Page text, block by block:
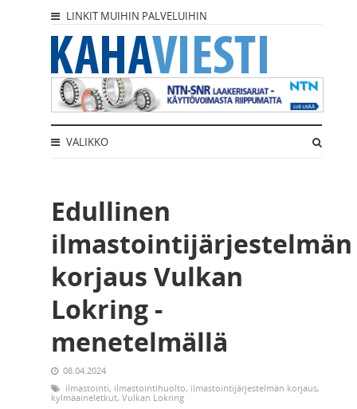
LINKIT MUIHIN PALVELUIHIN
VALIKKO
Edullinen
ilmastointijärjestelmän
korjaus Vulkan
Lokring -
menetelmällä
08.04.2024
ilmastointi, ilmastointihuolto, ilmastointijärjestelmän korjaus,
kylmäaineletkut, Vulkan Lokring